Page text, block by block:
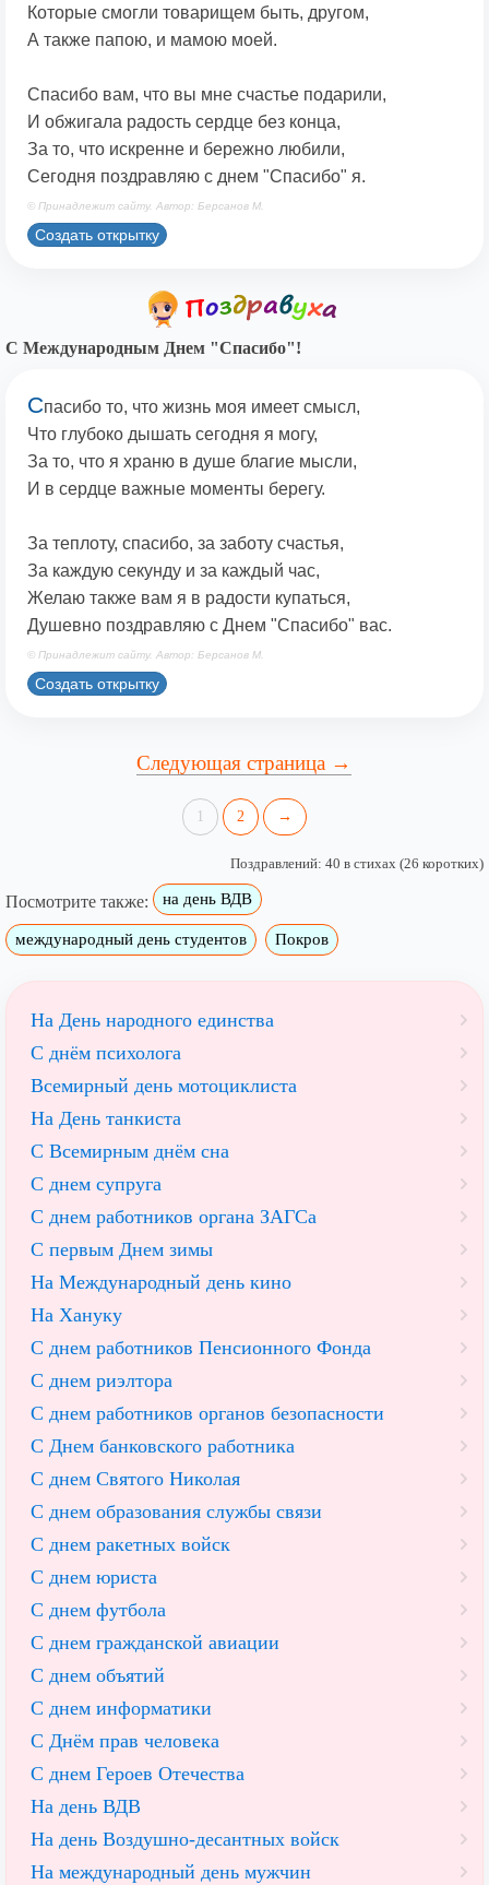
Которые смогли товарищем быть, другом,
А также папою, и мамою моей.
Спасибо вам, что вы мне счастье подарили,
И обжигала радость сердце без конца,
За то, что искренне и бережно любили,
Сегодня поздравляю с днем "Спасибо" я.
© Принадлежит сайту. Автор: Берсанов М.
Создать открытку
С Международным Днем "Спасибо"!
Спасибо то, что жизнь моя имеет смысл,
Что глубоко дышать сегодня я могу,
За то, что я храню в душе благие мысли,
И в сердце важные моменты берегу.
За теплоту, спасибо, за заботу счастья,
За каждую секунду и за каждый час,
Желаю также вам я в радости купаться,
Душевно поздравляю с Днем "Спасибо" вас.
© Принадлежит сайту. Автор: Берсанов М.
Создать открытку
Следующая страница →
1 2 →
Поздравлений: 40 в стихах (26 коротких)
Посмотрите также: на день ВДВ
международный день студентов Покров
На День народного единства
С днём психолога
Всемирный день мотоциклиста
На День танкиста
С Всемирным днём сна
С днем супруга
С днем работников органа ЗАГСа
С первым Днем зимы
На Международный день кино
На Хануку
С днем работников Пенсионного Фонда
С днем риэлтора
С днем работников органов безопасности
С Днем банковского работника
С днем Святого Николая
С днем образования службы связи
С днем ракетных войск
С днем юриста
С днем футбола
С днем гражданской авиации
С днем объятий
С днем информатики
С Днём прав человека
С днем Героев Отечества
На день ВДВ
На день Воздушно-десантных войск
На международный день мужчин